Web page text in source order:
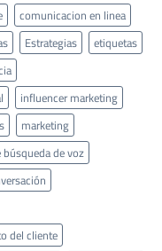
comunicacion en linea
Estrategias
etiquetas
influencer marketing
marketing
de voz
del cliente